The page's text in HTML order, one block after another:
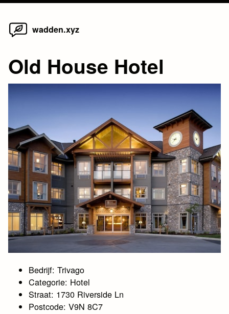
Skip
wadden.xyz
Old House Hotel
Bedrijf: Trivago
Categorie: Hotel
Straat: 1730 Riverside Ln
Postcode: V9N 8C7